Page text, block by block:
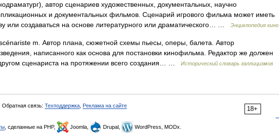
автор сценариев художественных, документальных, научно
и документальных фильмов. Сценарий игрового фильма может иметь
или создаваться на основе литературного или драматического… …
Энциклопедия кино
m. Автор плана, сюжетной схемы пьесы, оперы, балета. Автор
написанного как основа для постановки кинофильма. Редактор же должен
сценариста на протяжении всего создания… …
Исторический словарь галлицизмов
18+
Обратная связь: Техподдержка Реклама на сайте
, сделанные на PHP, Joomla, Drupal, WordPress, MODx.